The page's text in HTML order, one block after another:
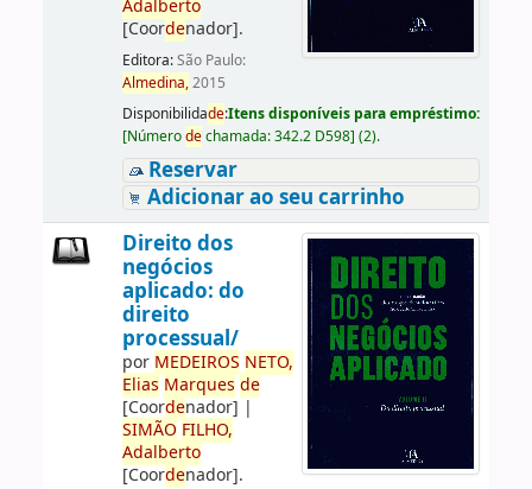
Adalberto
[Coordenador].
Editora:São Paulo:
Almedina,2015
Disponibilidade:Itens disponíveis para empréstimo:
[Númerodechamada:342.2 D598] (2).
Reservar
Adicionar ao seu carrinho
Direito dos
negócios
aplicado: do
direito
processual/
por MEDEIROS NETO,
Elias Marques de
[Coordenador] |
SIMÃO FILHO,
Adalberto
[Coordenador].